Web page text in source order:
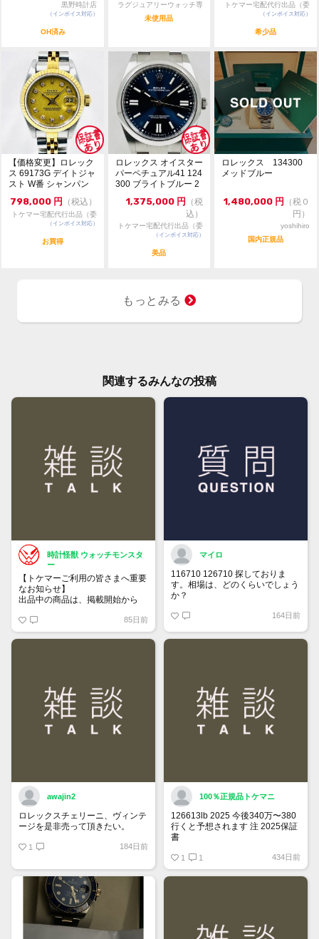
・価格交渉や問合せは『出品者に質問する』よりお願い
・専用出品、取置不可。先着順販売。
黒野時計店
（インボイス対応）
OH済み
ラグジュアリーウォッチ専
門店：R/M
未使用品
トケマー宅配代行出品（委
託販売）
（インボイス対応）
希少品
【価格変更】ロレック
ス 69173G デイトジャ
スト W番 シャンパン
798,000 円 （税込）
トケマー宅配代行出品（委
託販売）
（インボイス対応）
お買得
ロレックス オイスター
パーペチュアル41 124
300 ブライトブルー 2
1,375,000 円 （税
込）
トケマー宅配代行出品（委
託販売）
（インボイス対応）
美品
ロレックス 134300
メッドブルー
1,480,000 円 （税０
円）
yoshihiro
国内正規品
もっとみる
関連するみんなの投稿
時計怪獣 ウォッチモンスタ
ー
【トケマーご利用の皆さまへ重要
なお知らせ】
出品中の商品は、掲載開始から
「下書き」へ戻ります。
トップページでお気に入り登録が
できるようになりました。
85日前
マイロ
116710 126710 探しておりま
す。相場は、どのくらいでしょう
か？
164日前
awajin2
ロレックスチェリーニ、ヴィンテ
ージを是非売って頂きたい。
1 184日前
100％正規品トケマニ
126613lb 2025 今後340万〜380
行くと予想されます 注 2025保証
書
2025/ @Watch_Monster_より
1 1 434日前